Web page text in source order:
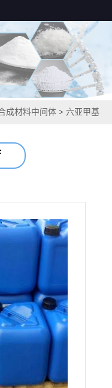
成材料中间体 > 六亚甲基